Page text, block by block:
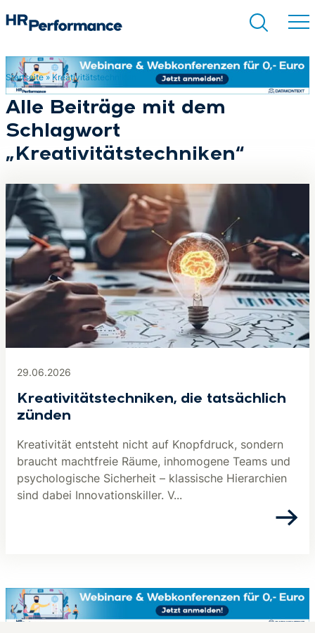
Suchen
Startseite» Kreativitätstechniken
Alle Beiträge mit dem
Schlagwort
„Kreativitätstechniken“
29.06.2026
Kreativitätstechniken, die tatsächlich
zünden
Kreativität entsteht nicht auf Knopfdruck, sondern
braucht machtfreie Räume, inhomogene Teams und
psychologische Sicherheit – klassische Hierarchien
sind dabei Innovationskiller. V...